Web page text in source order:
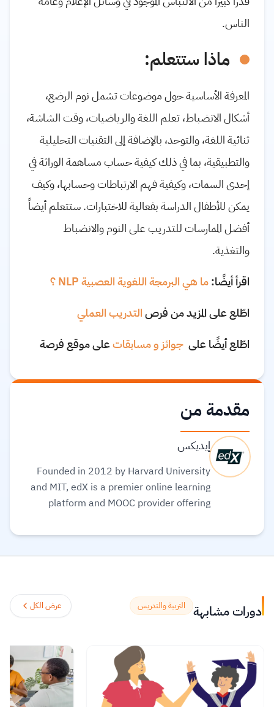
الناس.
ماذا ستتعلم:
المعرفة الأساسية حول موضوعات تشمل نوم الرضع،
أشكال الانضباط، تعلم اللغة والرياضيات، وقت الشاشة،
ثنائية اللغة، والتوحد، بالإضافة إلى التقنيات التحليلية
والتطبيقية، بما في ذلك كيفية حساب مساهمة الوراثة في
إحدى السمات، وكيفية فهم الارتباطات وحسابها، وكيف
يمكن للأطفال الدراسة بفعالية للاختبارات. ستتعلم أيضاً
أفضل الممارسات للتدريب على النوم والانضباط
والتغذية.
اقرأ أيضًا:ما هي البرمجة اللغوية العصبية NLP ؟
اطّلع على المزيد من فرصالتدريب العملي
اطّلع أيضًا على جوائز و مسابقاتعلى موقع فرصة
مقدمة من
إيديكس
Founded in 2012 by Harvard University
and MIT, edX is a premier online learning
platform and MOOC provider offering
certificates, and degrees from top-tier
million learners to acquire in-demand
skills in fields like computer science, AI,
courses for free or pay for verified
certificates to boost their professional
careers.
اقرأ المزيد.
دورات مشابهة التربية والتدريس عرض الكل